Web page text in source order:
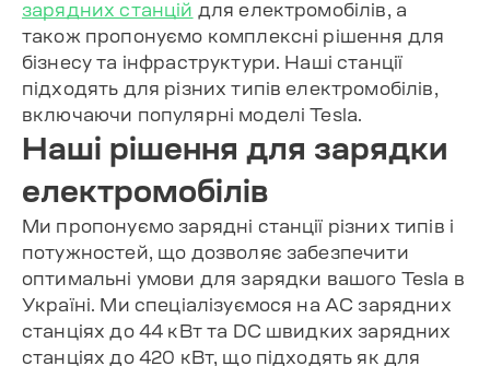
зарядних станцій для електромобілів, а
також пропонуємо комплексні рішення для
бізнесу та інфраструктури. Наші станції
підходять для різних типів електромобілів,
включаючи популярні моделі Tesla.
Наші рішення для зарядки
електромобілів
Ми пропонуємо зарядні станції різних типів і
потужностей, що дозволяє забезпечити
оптимальні умови для зарядки вашого Tesla в
Україні. Ми спеціалізуємося на AC зарядних
станціях до 44 кВт та DC швидких зарядних
станціях до 420 кВт, що підходять як для